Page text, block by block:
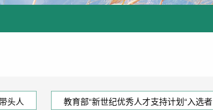
头人 教育部“新世纪优秀人才支持计划“入选者